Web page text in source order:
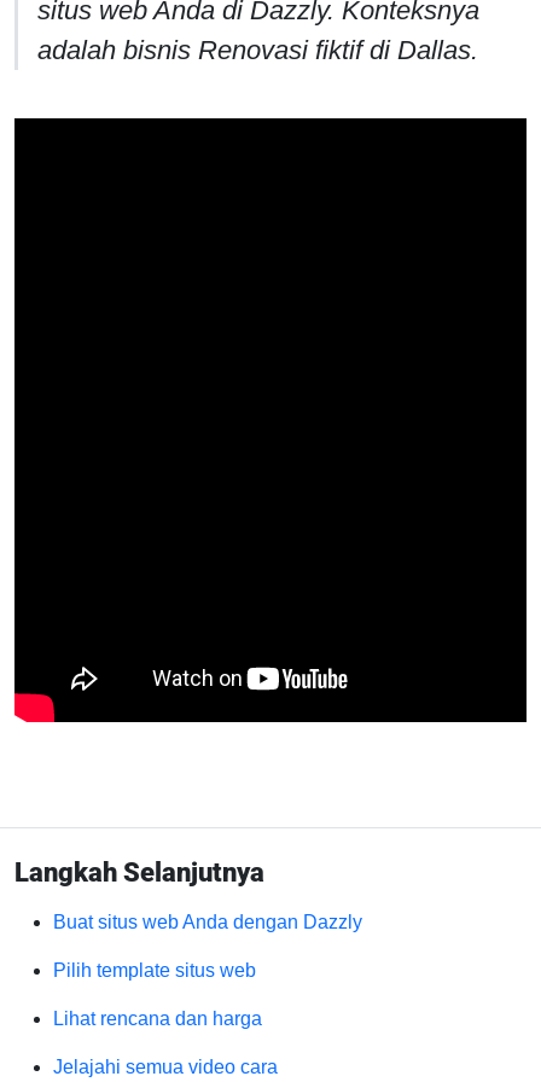
situs web Anda di Dazzly. Konteksnya
adalah bisnis Renovasi fiktif di Dallas.
Langkah Selanjutnya
Buat situs web Anda dengan Dazzly
Pilih template situs web
Lihat rencana dan harga
Jelajahi semua video cara